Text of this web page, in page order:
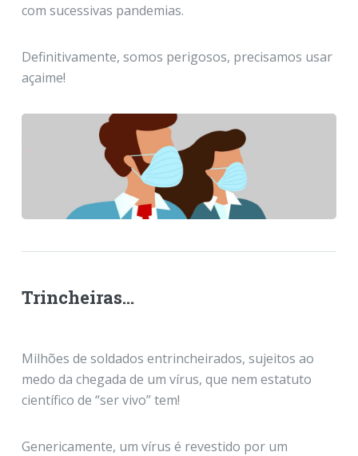
com sucessivas pandemias.
Definitivamente, somos perigosos, precisamos usar
açaime!
Trincheiras...
Milhões de soldados entrincheirados, sujeitos ao
medo da chegada de um vírus, que nem estatuto
científico de “ser vivo” tem!
Genericamente, um vírus é revestido por um